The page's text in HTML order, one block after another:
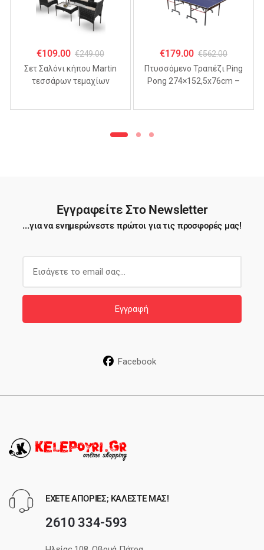
€109.00 €249.00
Σετ Σαλόνι κήπου Martin
τεσσάρων τεμαχίων
€179.00 €562.00
Πτυσσόμενo Τραπέζι Ping
Pong 274×152,5x76cm –
Εγγραφείτε Στο Newsletter
...για να ενημερώνεστε πρώτοι για τις προσφορές μας!
l
Εγγραφή
Facebook
ΕΧΕΤΕ ΑΠΟΡΙΕΣ; ΚΑΛΕΣΤΕ ΜΑΣ!
2610 334-593